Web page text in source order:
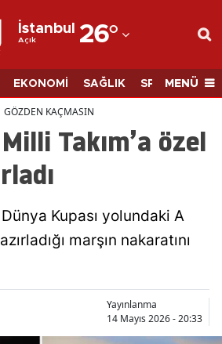
İstanbul
Açık 26°
Adana
Adıyaman
Afyonkarahisar
Amasya
Ankara
Antalya
Balıkesir
EKONOMİ SAĞLIK SPORMENÜ
GÖZDEN KAÇMASIN
Takım’a özel
Kupası yolundaki A
marşın nakaratını
Yayınlanma
14 Mayıs 2026 - 20:33